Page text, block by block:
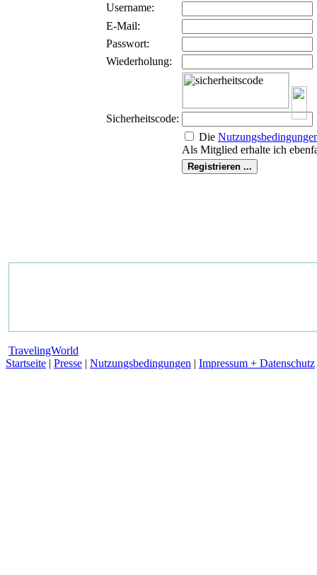
Username:
E-Mail:
Passwort:
Wiederholung:
Sicherheitscode:
Die
Als Mitglied erhalte ich
TravelingWorld
Startseite | Presse | Nutzungsbedingungen | Impressum + Datenschutz